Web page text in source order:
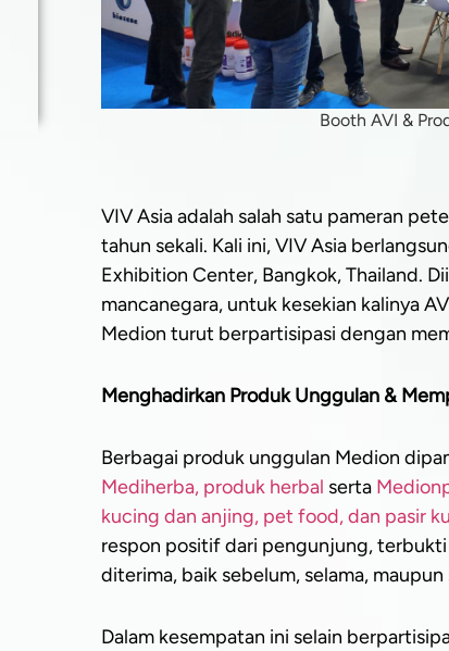
Booth AVI &
VIV Asia adalah salah satu pameran
tahun sekali. Kali ini, VIV Asia
Exhibition Center, Bangkok, Thailand.
mancanegara, untuk kesekian kalinya
Medion turut berpartisipasi dengan
Menghadirkan Produk Unggulan &
Berbagai produk unggulan Medion
Mediherba, produk herbal serta
kucing dan anjing, pet food, dan pasir
respon positif dari pengunjung,
diterima, baik sebelum, selama,
Dalam kesempatan ini selain